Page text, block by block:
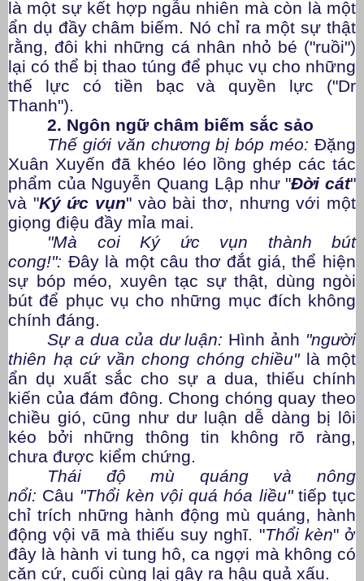
là một sự kết hợp ngẫu nhiên mà còn là một
ẩn dụ đầy châm biếm. Nó chỉ ra một sự thật
rằng, đôi khi những cá nhân nhỏ bé ("ruồi")
lại có thể bị thao túng để phục vụ cho những
thế lực có tiền bạc và quyền lực ("Dr
Thanh").
2. Ngôn ngữ châm biếm sắc sảo
Thế giới văn chương bị bóp méo: Đặng
Xuân Xuyến đã khéo léo lồng ghép các tác
phẩm của Nguyễn Quang Lập như "Đời cát"
và "Ký ức vụn" vào bài thơ, nhưng với một
giọng điệu đầy mỉa mai.
"Mà coi Ký ức vụn thành bút
cong!": Đây là một câu thơ đắt giá, thể hiện
sự bóp méo, xuyên tạc sự thật, dùng ngòi
bút để phục vụ cho những mục đích không
chính đáng.
Sự a dua của dư luận: Hình ảnh "người
thiên hạ cứ vần chong chóng chiều"là một
ẩn dụ xuất sắc cho sự a dua, thiếu chính
kiến của đám đông. Chong chóng quay theo
chiều gió, cũng như dư luận dễ dàng bị lôi
kéo bởi những thông tin không rõ ràng,
chưa được kiểm chứng.
Thái độ mù quáng và nông
nổi: Câu "Thổi kèn vội quá hóa liều"tiếp tục
chỉ trích những hành động mù quáng, hành
động vội vã mà thiếu suy nghĩ. "Thổi kèn" ở
đây là hành vi tung hô, ca ngợi mà không có
căn cứ, cuối cùng lại gây ra hậu quả xấu.